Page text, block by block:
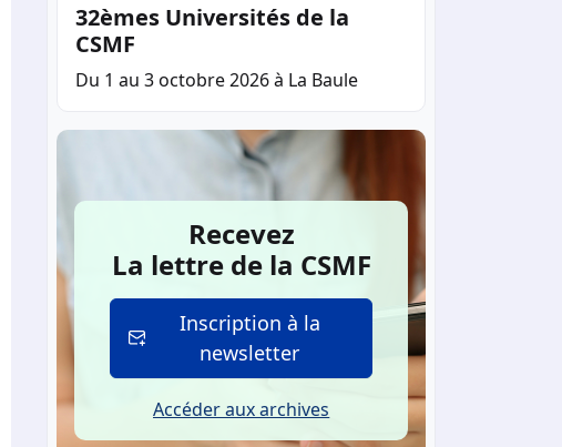
32èmes Universités de la
CSMF
Du 1 au 3 octobre 2026 à La Baule
Recevez
La lettre de la CSMF
Inscription à la
newsletter
Accéder aux archives